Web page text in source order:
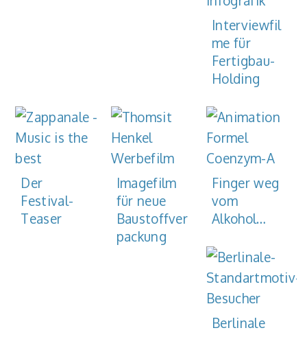
Interviewfil
me für
Fertigbau-
Holding
Der
Festival-
Teaser
Imagefilm
für neue
Baustoffver
packung
Finger weg
vom
Alkohol…
Berlinale